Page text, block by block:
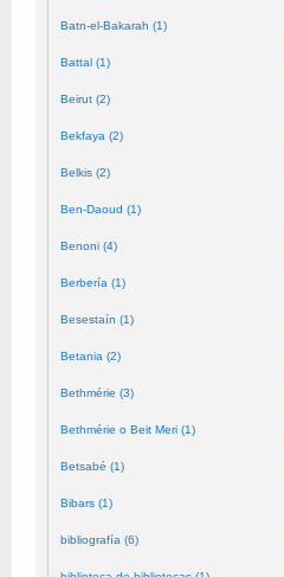
Batn-el-Bakarah (1)
Battal (1)
Beirut (2)
Bekfaya (2)
Belkis (2)
Ben-Daoud (1)
Benoni (4)
Berbería (1)
Besestaín (1)
Betania (2)
Bethmérie (3)
Bethmérie o Beit Meri (1)
Betsabé (1)
Bibars (1)
bibliografía (6)